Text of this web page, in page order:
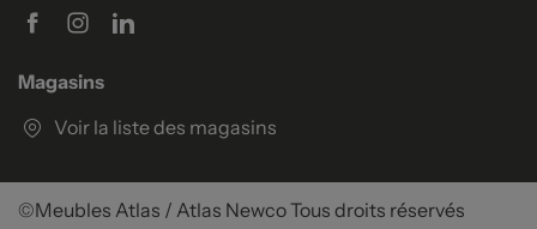
Magasins
Voir la liste des magasins
©Meubles Atlas / Atlas NewcoTous droits réservés